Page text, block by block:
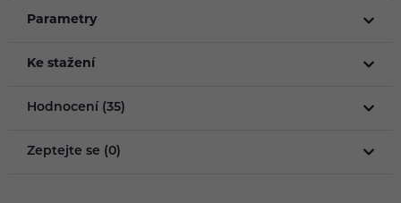
Parametry
Ke stažení
Hodnocení (35)
Zeptejte se (0)